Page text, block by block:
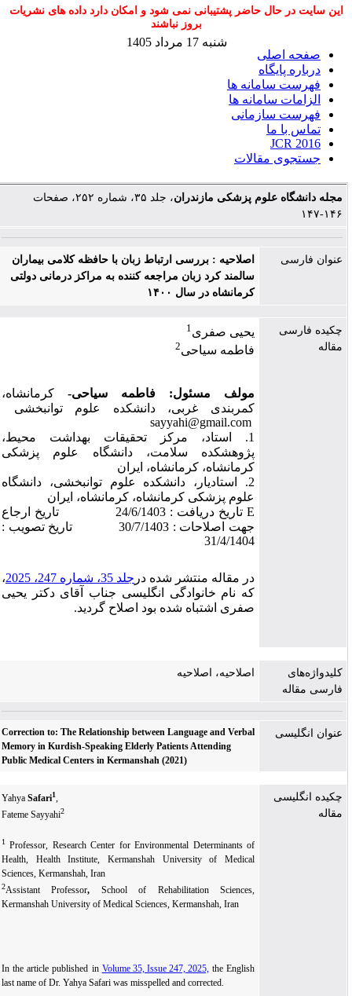
این سایت در حال حاضر پشتیبانی نمی شود و امکان دارد داده های نشریات
بروز نباشند
صفحه اصلی
درباره پایگاه
فهرست سامانه ها
الزامات سامانه ها
فهرست سازمانی
تماس با ما
JCR 2016
جستجوی مقالات
شنبه 17 مرداد 1405
مجله دانشگاه علوم پزشکی مازندران
، جلد ۳۵، شماره ۲۵۲، صفحات
۱۴۶-۱۴۷
عنوان فارسی
اصلاحیه : بررسی ارتباط زبان با حافظه کلامی بیماران
سالمند کرد زبان مراجعه کننده به مراکز درمانی دولتی
کرمانشاه در سال ۱۴۰۰
چکیده فارسی
مقاله
یحیی صفری1
فاطمه سیاحی
مولف مسئول: فاطمه سیاحی-
کرمانشاه،
کمربندی غربی، دانشکده علوم توانبخشی
sayyahi@gmail.com
1. استاد، مرکز تحقیقات بهداشت محیط،
پژوهشکده سلامت، دانشگاه علوم پزشکی
کرمانشاه، کرمانشاه، ایران
استادیار، دانشکده علوم توانبخشی، دانشگاه
علوم پزشکی کرمانشاه، کرمانشاه، ایران
تاریخ دریافت : 24/6/1403 تاریخ ارجاع
جهت اصلاحات : 30/7/1403 تاریخ تصویب :
31/4/1404
در مقاله منتشر شده درجلد 35، شماره 247، 2025
،
که نام خانوادگی انگلیسی جناب آقای دکتر یحیی
صفری اشتباه شده بود اصلاح گردید.
کلیدواژه‌های
فارسی مقاله
اصلاحیه، اصلاحیه
عنوان انگلیسی
Correction to: The Relationship between Language and Verbal
Memory in Kurdish-Speaking Elderly Patients Attending
Public Medical Centers in Kermanshah (2021)
چکیده انگلیسی
مقاله
YahyaSafari
Fateme Sayyahi
1 Professor, Research Center for Environmental Determinants of
Health, Health Institute, Kermanshah University of Medical
Sciences, Kermanshah, Iran
2 Assistant Professor
School of Rehabilitation Sciences,
Kermanshah University of Medical Sciences, Kermanshah, Iran
In the article published inVolume 35, Issue 247, 2025,the English
last name of Dr. Yahya Safari was misspelled and corrected.